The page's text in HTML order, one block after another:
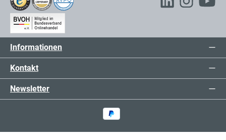
Informationen
Kontakt
Newsletter